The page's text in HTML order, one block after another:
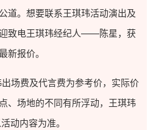
道。想要联系王琪玮活动演出及
致电王琪玮经纪人——陈星，获
新报价。
费及代言费为参考价，实际价
、场地的不同有所浮动，王琪玮
动内容为准。